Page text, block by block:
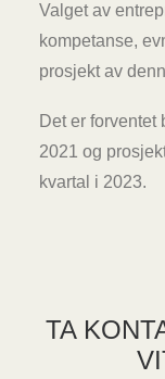
Valget av
kompetanse,
prosjekt av
Det er forventet
2021 og
kvartal i 2023.
TA